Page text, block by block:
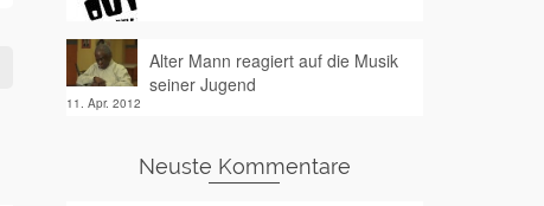
Alter Mann reagiert auf die Musik
seiner Jugend
11. Apr. 2012
Neuste Kommentare